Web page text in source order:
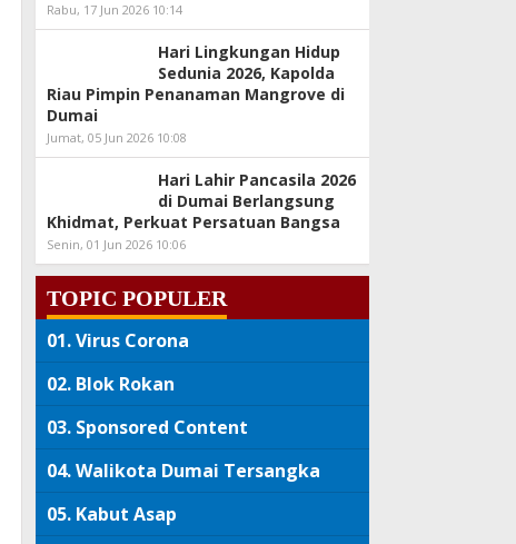
Rabu, 17 Jun 2026 10:14
Hari Lingkungan Hidup
Sedunia 2026, Kapolda
Riau Pimpin Penanaman Mangrove di
Dumai
Jumat, 05 Jun 2026 10:08
Hari Lahir Pancasila 2026
di Dumai Berlangsung
Khidmat, Perkuat Persatuan Bangsa
Senin, 01 Jun 2026 10:06
TOPIC POPULER
01.Virus Corona
02. Blok Rokan
03. Sponsored Content
04.Walikota Dumai Tersangka
05. Kabut Asap